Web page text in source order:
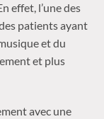
effet, l’une des
patients ayant
et du
et plus
avec une